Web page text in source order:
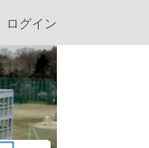
ログイン